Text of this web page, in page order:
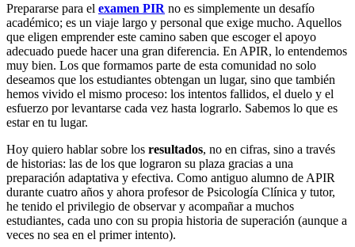
Prepararse para el examen PIR no es simplemente un desafío
académico; es un viaje largo y personal que exige mucho. Aquellos
que eligen emprender este camino saben que escoger el apoyo
adecuado puede hacer una gran diferencia. En APIR, lo entendemos
muy bien. Los que formamos parte de esta comunidad no solo
deseamos que los estudiantes obtengan un lugar, sino que también
hemos vivido el mismo proceso: los intentos fallidos, el duelo y el
esfuerzo por levantarse cada vez hasta lograrlo. Sabemos lo que es
estar en tu lugar.
Hoy quiero hablar sobre los resultados, no en cifras, sino a través
de historias: las de los que lograron su plaza gracias a una
preparación adaptativa y efectiva. Como antiguo alumno de APIR
durante cuatro años y ahora profesor de Psicología Clínica y tutor,
he tenido el privilegio de observar y acompañar a muchos
estudiantes, cada uno con su propia historia de superación (aunque a
veces no sea en el primer intento).